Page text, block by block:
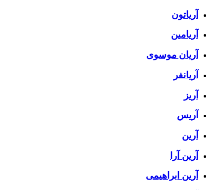
آریاتون
آریامین
آریان موسوی
آریانفر
آریز
آریس
آرین
آرین آرا
آرین ابراهیمی